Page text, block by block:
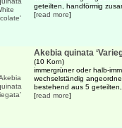
geteilten, handförmig
[read more]
Akebia quinata
(10 Korn)
immergrüner oder halb-
wechselständig
bestehend aus 5
[read more]